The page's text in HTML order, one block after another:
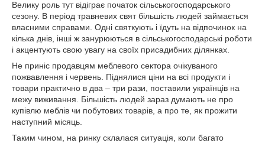
Велику роль тут відіграє початок сільськогосподарського
сезону. В період травневих свят більшість людей займається
власними справами. Одні святкують і їдуть на відпочинок на
кілька днів, інші ж занурюються в сільськогосподарські роботи
і акцентують свою увагу на своїх присадибних ділянках.
Не приніс продавцям меблевого сектора очікуваного
пожвавлення і червень. Піднялися ціни на всі продукти і
товари практично в два – три рази, поставили українців на
межу виживання. Більшість людей зараз думають не про
купівлю меблів чи побутових товарів, а про те, як прожити
наступний місяць.
Таким чином, на ринку склалася ситуація, коли багато